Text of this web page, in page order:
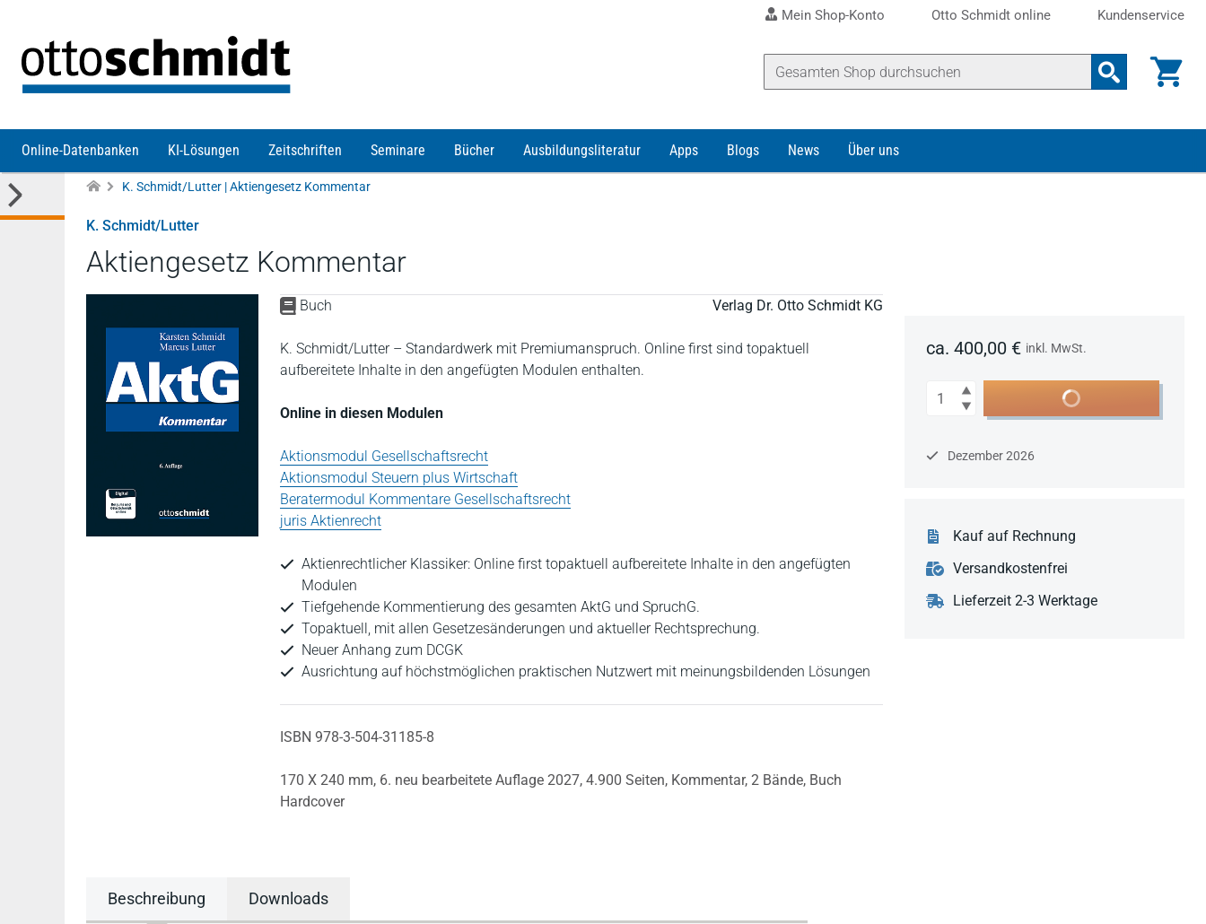
Mein Shop-Konto Otto Schmidt online Kundenservice
Online-Datenbanken KI-Lösungen Zeitschriften Seminare Bücher Ausbildungsliteratur Apps Blogs News Über uns
K. Schmidt/Lutter | Aktiengesetz Kommentar
K. Schmidt/Lutter
Aktiengesetz Kommentar
Buch Verlag Dr. Otto Schmidt KG
K. Schmidt/Lutter – Standardwerk mit Premiumanspruch. Online first sind topaktuell
aufbereitete Inhalte in den angefügten Modulen enthalten.
Online in diesen Modulen
Aktionsmodul Gesellschaftsrecht
Aktionsmodul Steuern plus Wirtschaft
Beratermodul Kommentare Gesellschaftsrecht
juris Aktienrecht
Aktienrechtlicher Klassiker: Online first topaktuell aufbereitete Inhalte in den angefügten
Modulen
Tiefgehende Kommentierung des gesamten AktG und SpruchG.
Topaktuell, mit allen Gesetzesänderungen und aktueller Rechtsprechung.
Neuer Anhang zum DCGK
Ausrichtung auf höchstmöglichen praktischen Nutzwert mit meinungsbildenden Lösungen
ISBN 978-3-504-31185-8
170 X 240 mm, 6. neu bearbeitete Auflage 2027, 4.900 Seiten, Kommentar, 2 Bände, Buch
Hardcover
ca. 400,00 € inkl. MwSt.
Anzahl In den Warenkorb
Dezember 2026
Kauf auf Rechnung
Versandkostenfrei
Lieferzeit 2-3 Werktage
Beschreibung Downloads